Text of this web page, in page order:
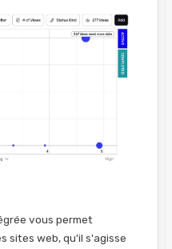
vous permet
sites web, qu'il s'agisse